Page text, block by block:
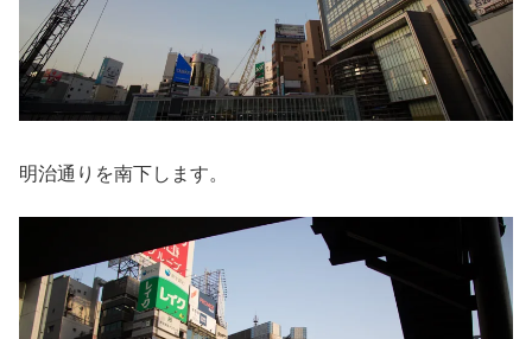
明治通りを南下します。